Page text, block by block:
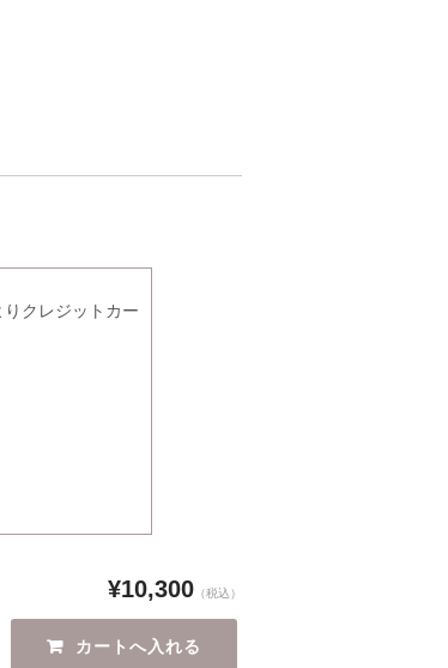
クレジットカー
¥10,300 （税込）